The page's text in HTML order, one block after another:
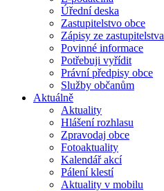
Úřední deska
Zastupitelstvo obce
Zápisy ze zastupitelstva
Povinné informace
Potřebuji vyřídit
Právní předpisy obce
Služby občanům
Aktuálně
Aktuality
Hlášení rozhlasu
Zpravodaj obce
Fotoaktuality
Kalendář akcí
Pálení klestí
Aktuality v mobilu